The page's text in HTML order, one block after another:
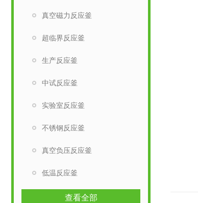
真空磁力反应釜
超临界反应釜
生产反应釜
中试反应釜
实验室反应釜
不锈钢反应釜
真空负压反应釜
低温反应釜
查看全部